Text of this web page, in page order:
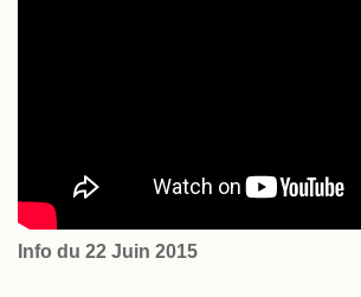
Info du 22 Juin 2015